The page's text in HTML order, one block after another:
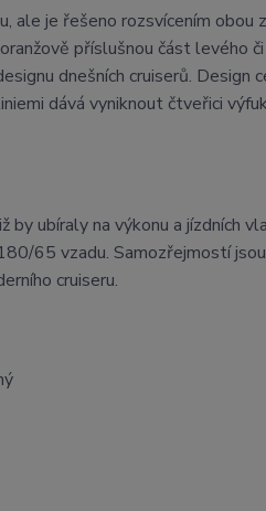
je řešeno rozsvícením obou
příslušnou část levého
dnešních cruiserů. Design
dává vyniknout čtveřici
ubíraly na výkonu a jízdních
65 vzadu. Samozřejmostí
cruiseru.